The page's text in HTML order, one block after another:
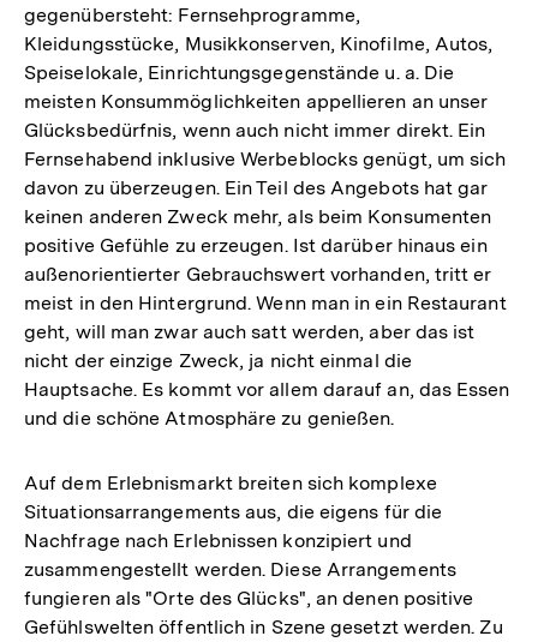
der
Fußnote
gegenübersteht: Fernsehprogramme,
Kleidungsstücke, Musikkonserven, Kinofilme, Autos,
Speiselokale, Einrichtungsgegenstände u. a. Die
meisten Konsummöglichkeiten appellieren an unser
Glücksbedürfnis, wenn auch nicht immer direkt. Ein
Fernsehabend inklusive Werbeblocks genügt, um sich
davon zu überzeugen. Ein Teil des Angebots hat gar
keinen anderen Zweck mehr, als beim Konsumenten
positive Gefühle zu erzeugen. Ist darüber hinaus ein
außenorientierter Gebrauchswert vorhanden, tritt er
meist in den Hintergrund. Wenn man in ein Restaurant
geht, will man zwar auch satt werden, aber das ist
nicht der einzige Zweck, ja nicht einmal die
Hauptsache. Es kommt vor allem darauf an, das Essen
und die schöne Atmosphäre zu genießen.
Auf dem Erlebnismarkt breiten sich komplexe
Situationsarrangements aus, die eigens für die
Nachfrage nach Erlebnissen konzipiert und
zusammengestellt werden. Diese Arrangements
fungieren als "Orte des Glücks", an denen positive
Gefühlswelten öffentlich in Szene gesetzt werden. Zu